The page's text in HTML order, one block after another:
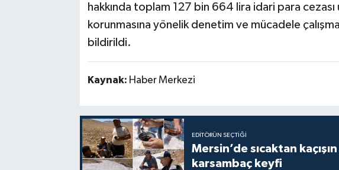
hakkında toplam 127 bin 664 lira idari para cezası
korunmasına yönelik denetim ve mücadele
bildirildi.
Kaynak: Haber Merkezi
EDITÖRÜN SEÇTIĞI
Mersin’de sıcaktan
karsambaç keyfi